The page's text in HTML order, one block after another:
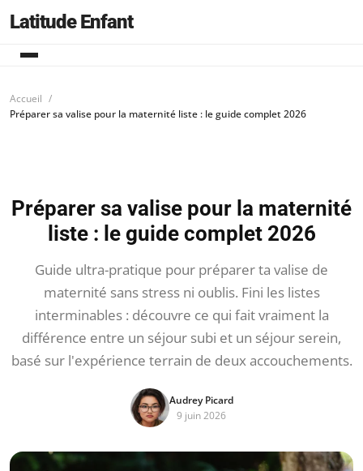
Latitude Enfant
Accueil
Préparer sa valise pour la maternité liste : le guide complet 2026
Préparer sa valise pour la maternité
liste : le guide complet 2026
Guide ultra-pratique pour préparer ta valise de
maternité sans stress ni oublis. Fini les listes
interminables : découvre ce qui fait vraiment la
différence entre un séjour subi et un séjour serein,
basé sur l'expérience terrain de deux accouchements.
Audrey Picard
9 juin 2026